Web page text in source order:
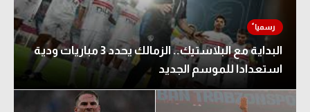
البداية مع البلاستيك.. الزمالك يحدد 3 مباريات ودية
استعدادا للموسم الجديد